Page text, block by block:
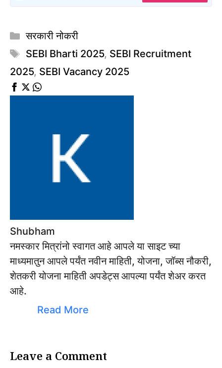
Categories
सरकारी नोकरी
Tags
SEBI Bharti 2025, SEBI Recruitment
2025, SEBI Vacancy 2025
Shubham
नमस्कार मित्रांनो स्वागत आहे आपले या साइट च्या
माध्यमातुन आपले पर्यंत नवीन माहिती, योजना, जॉब्स नौकरी,
शेतकरी योजना माहिती अपडेट्स आपल्या पर्यंत शेअर करत
आहे.
Read More
Leave a Comment